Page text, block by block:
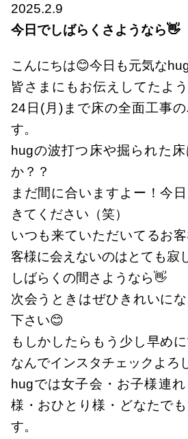
2025.2.9
今日でしばらくさようなら👋
こんにちは😊今日も元気な
皆さまにもお伝えしてたよ
24日(月)まで床の全面工事
す。
hugの波打つ床や掘られた
か？？
まだ間に合いますよー！今
きてください（笑）
いつも来ていただいてるお
客様に会えないのはとても寂
しばらくの間さようなら👋
次会うときはぜひきれいに
下さい😊
もしかしたらもう少し早め
なんでインスタチェックよろ
hugでは女子会・お子様連
様・おひとり様・どなたで
す。